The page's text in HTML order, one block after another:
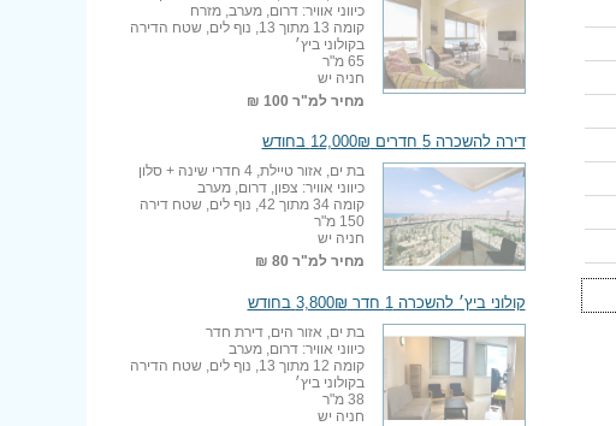
כיווני אוויר: דרום, מערב, מזרח
קומה 13 מתוך 13, נוף לים, שטח הדירה
בקולוני ביץ׳
65 מ"ר
חניה יש
מחיר למ"ר 100 ₪
דירה להשכרה 5 חדרים 12,000₪ בחודש
בת ים, אזור טיילת, 4 חדרי שינה + סלון
כיווני אוויר: צפון, דרום, מערב
קומה 34 מתוך 42, נוף לים, שטח דירה
150 מ"ר
חניה יש
מחיר למ"ר 80 ₪
קולוני ביץ׳ להשכרה 1 חדר 3,800₪ בחודש
בת ים, אזור הים, דירת חדר
כיווני אוויר: דרום, מערב
קומה 12 מתוך 13, נוף לים, שטח הדירה
בקולוני ביץ׳
38 מ"ר
חניה יש